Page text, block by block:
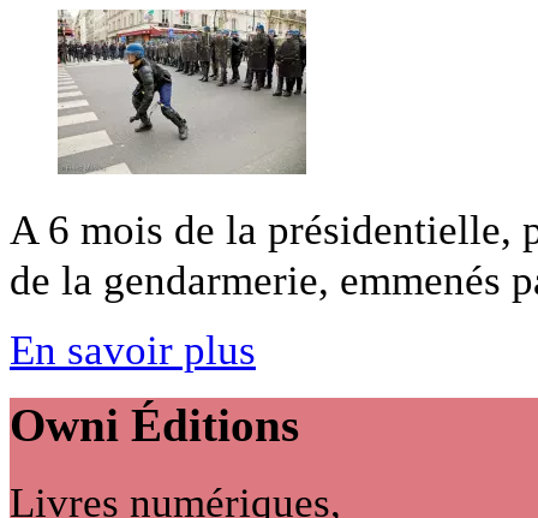
A 6 mois de la présidentielle,
de la gendarmerie, emmenés
En savoir plus
Owni Éditions
Livres numériques,